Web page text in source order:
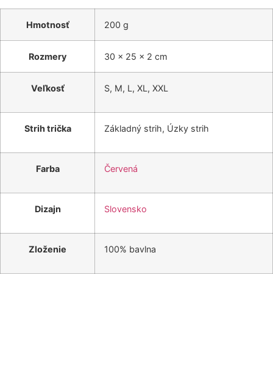
Hmotnosť 200 g
Rozmery 30 × 25 × 2 cm
Veľkosť S, M, L, XL, XXL
Strih trička Základný strih, Úzky strih
Farba Červená
Dizajn Slovensko
Zloženie 100% bavlna